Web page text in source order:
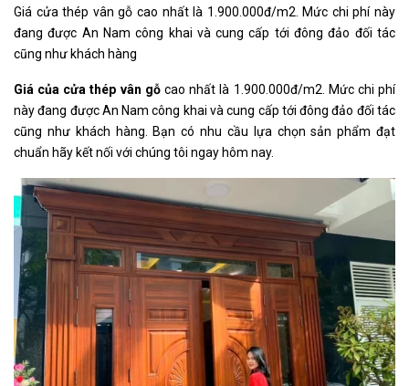
Giá cửa thép vân gỗ cao nhất là 1.900.000đ/m2. Mức chi phí này
đang được An Nam công khai và cung cấp tới đông đảo đối tác
cũng như khách hàng
Giá của cửa thép vân gỗcao nhất là 1.900.000đ/m2. Mức chi phí
này đang được An Nam công khai và cung cấp tới đông đảo đối tác
cũng như khách hàng. Bạn có nhu cầu lựa chọn sản phẩm đạt
chuẩn hãy kết nối với chúng tôi ngay hôm nay.